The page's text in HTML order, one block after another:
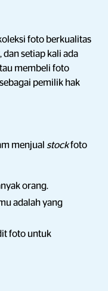
foto berkualitas
setiap kali ada
membeli foto
pemilik hak
menjual stockfoto
orang.
adalah yang
foto untuk